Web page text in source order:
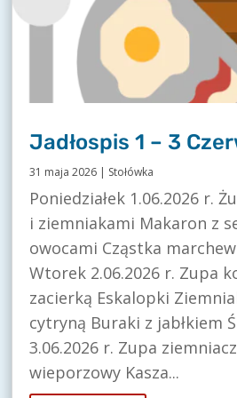
Jadłospis 1 – 3
31 maja 2026| Stołówka
Poniedziałek 1.06.2026 r.
i ziemniakami Makaron z
owocami Cząstka
Wtorek 2.06.2026 r. Zupa
zacierką Eskalopki
cytryną Buraki z jabłkiem
3.06.2026 r. Zupa
wieporzowy Kasza...